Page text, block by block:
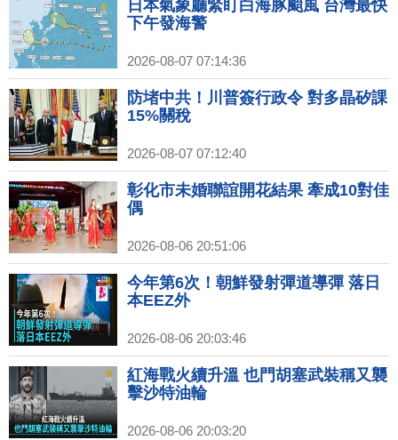
日本氣象廳緊盯白海豚颱風 台灣最快
下午發海警
2026-08-07 07:14:36
防堵中共！川普簽行政令 對多晶矽課
15%關稅
2026-08-07 07:12:40
彰化市未婚聯誼開花結果 牽成10對佳
偶
2026-08-06 20:51:06
今年第6次！朝鮮發射彈道導彈 落日
本EEZ外
2026-08-06 20:03:46
紅海戰火續升溫 也門胡塞武裝稱又襲
擊沙特油輪
2026-08-06 20:03:20